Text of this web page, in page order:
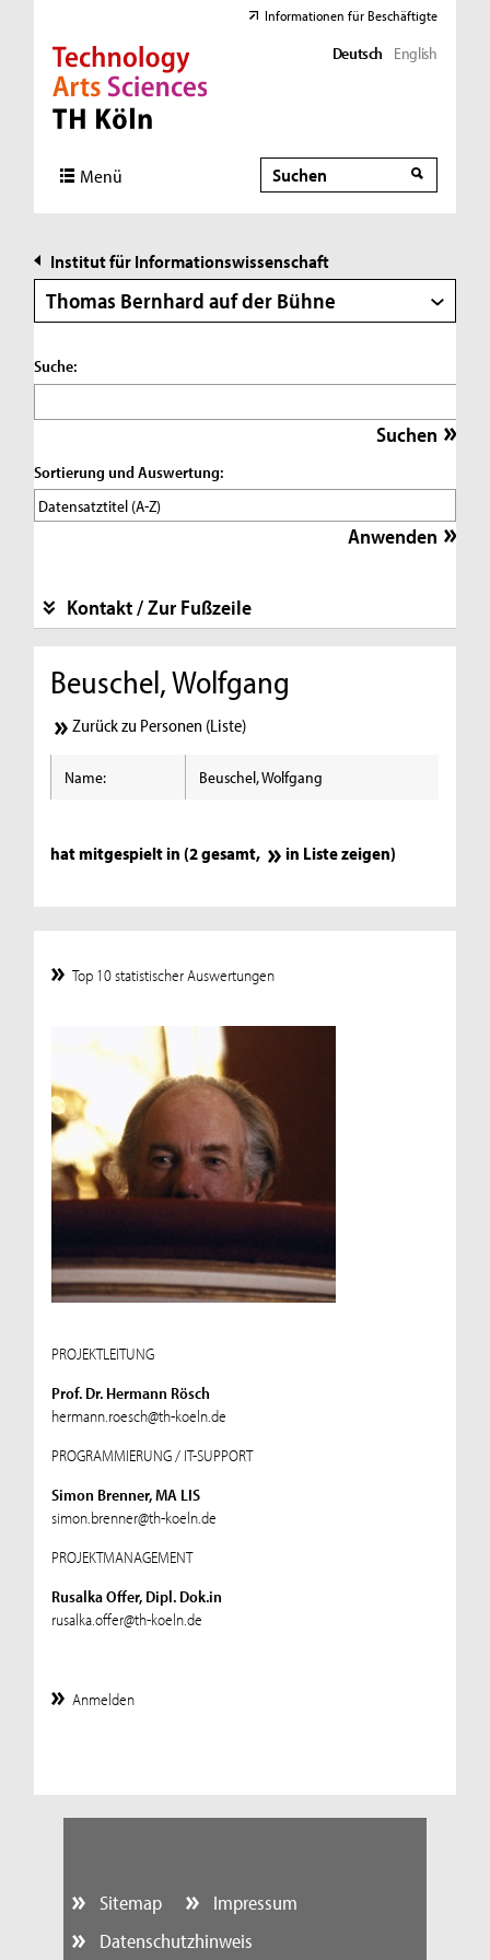
Direkt zur Hauptnavigation
Direkt zur Subnavigation
Direkt zum Inhalt
Direkt zum Fußbereich
Informationen für Beschäftigte
Deutsch English
Menü Suche
Suche
Institut für Informationswissenschaft
Thomas Bernhard auf der Bühne
Suche:
Sortierung und Auswertung:
Kontakt / Zur Fußzeile
Beuschel, Wolfgang
Zurück zu Personen (Liste)
Name: Beuschel, Wolfgang
hat mitgespielt in (2 gesamt, in Liste zeigen)
Top 10 statistischer Auswertungen
PROJEKTLEITUNG
Prof. Dr. Hermann Rösch
hermann.roesch@th-koeln.de
PROGRAMMIERUNG / IT-SUPPORT
Simon Brenner, MA LIS
simon.brenner@th-koeln.de
PROJEKTMANAGEMENT
Rusalka Offer, Dipl. Dok.in
rusalka.offer@th-koeln.de
Anmelden
Sitemap
Impressum
Datenschutzhinweis